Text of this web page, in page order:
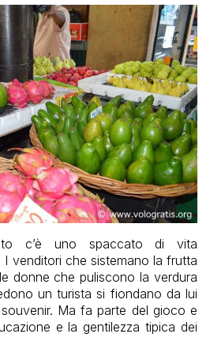
c’è uno spaccato di vita
I venditori che sistemano la frutta
donne che puliscono la verdura
un turista si fiondano da lui
Ma fa parte del gioco e
e la gentilezza tipica dei